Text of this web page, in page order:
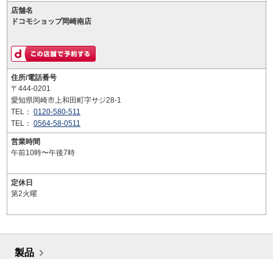
店舗名
ドコモショップ岡崎南店
住所/電話番号
〒444-0201
愛知県岡崎市上和田町字サジ28-1
TEL： 0120-580-511
TEL： 0564-58-0511
営業時間
午前10時〜午後7時
定休日
第2火曜
製品